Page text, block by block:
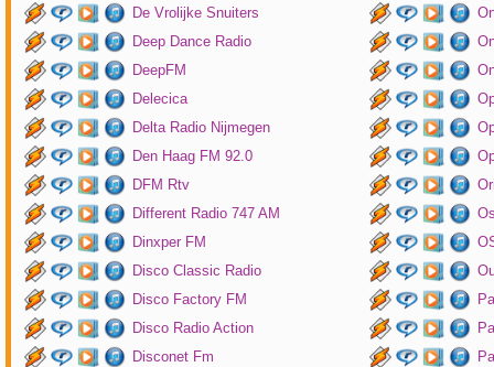
De Vrolijke Snuiters
Deep Dance Radio
DeepFM
Delecica
Delta Radio Nijmegen
Den Haag FM 92.0
DFM Rtv
Different Radio 747 AM
Dinxper FM
Disco Classic Radio
Disco Factory FM
Disco Radio Action
Disconet Fm